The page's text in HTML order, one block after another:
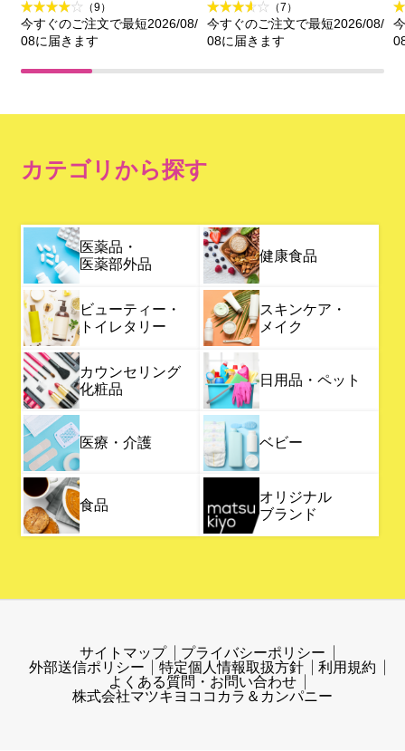
（9）
今すぐのご注文で最短2026/08/
08に届きます
（7）
今すぐのご注文で最短2026/08/
08に届きます
カテゴリから探す
医薬品・
医薬部外品
健康食品
ビューティー・
トイレタリー
スキンケア・
メイク
カウンセリング
化粧品
日用品・ペット
医療・介護 ベビー
食品
オリジナル
ブランド
サイトマップ
プライバシーポリシー
外部送信ポリシー
特定個人情報取扱方針
利用規約
よくある質問・お問い合わせ
株式会社マツキヨココカラ＆カンパニー